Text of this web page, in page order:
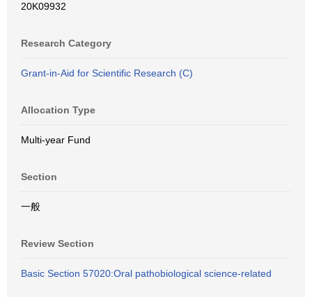
20K09932
Research Category
Grant-in-Aid for Scientific Research (C)
Allocation Type
Multi-year Fund
Section
一般
Review Section
Basic Section 57020:Oral pathobiological science-related